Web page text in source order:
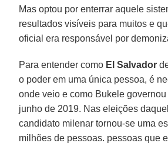
Mas optou por enterrar aquele
resultados visíveis para muitos e
oficial era responsável por
Para entender como El Salvador
o poder em uma única pessoa, é
onde veio e como Bukele governou
junho de 2019. Nas eleições
candidato milenar tornou-se uma
milhões de pessoas. pessoas que